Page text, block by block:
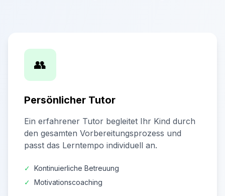
👥
Persönlicher Tutor
Ein erfahrener Tutor begleitet Ihr Kind durch
den gesamten Vorbereitungsprozess und
passt das Lerntempo individuell an.
✓ Kontinuierliche Betreuung
✓ Motivationscoaching